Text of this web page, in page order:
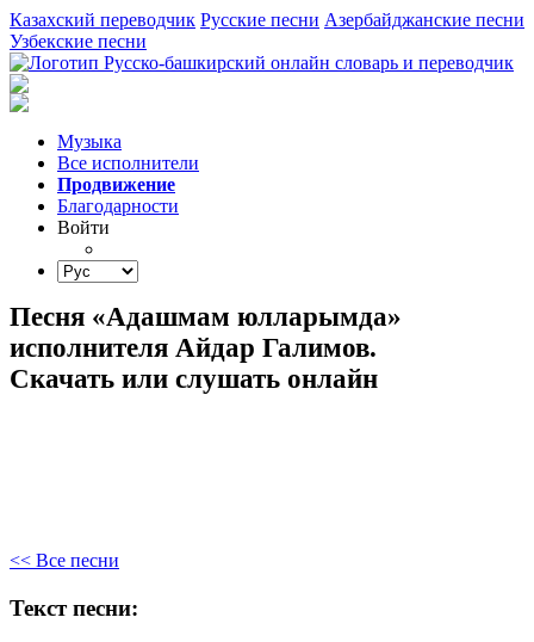
Казахский переводчик Русские песни Азербайджанские песни
Узбекские песни
Музыка
Все исполнители
Продвижение
Благодарности
Войти
Песня «Адашмам юлларымда»
исполнителя Айдар Галимов.
Скачать или слушать онлайн
<< Все песни
Текст песни: